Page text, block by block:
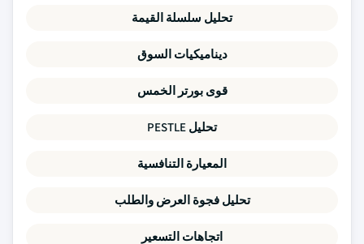
تحليل سلسلة القيمة
ديناميكيات السوق
قوى بورتر الخمس
تحليل PESTLE
المعيارة التنافسية
تحليل فجوة العرض والطلب
اتجاهات التسعير